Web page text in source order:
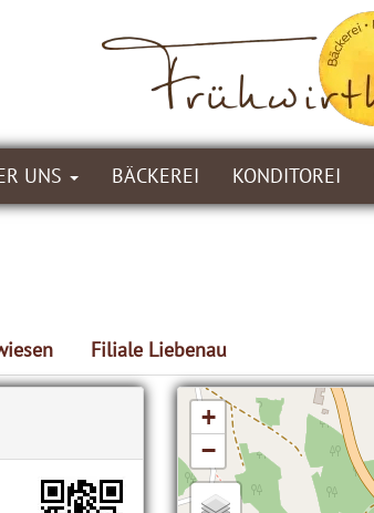
UNS BÄCKEREI KONDITOREI
Filiale Liebenau
+
−